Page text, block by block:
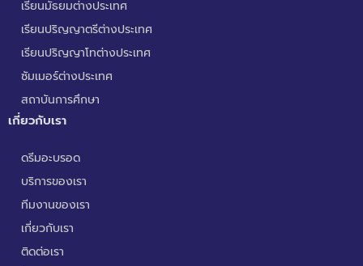
เรียนมัธยมต่างประเทศ
เรียนปริญญาตรีต่างประเทศ
เรียนปริญญาโทต่างประเทศ
ซัมเมอร์ต่างประเทศ
สถาบันการศึกษา
เกี่ยวกับเรา
ดรีมอะบรอด
บริการของเรา
ทีมงานของเรา
เกี่ยวกับเรา
ติดต่อเรา